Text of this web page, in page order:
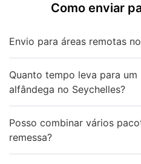
Como enviar
Envio para áreas remotas
Quanto tempo leva para
alfândega no Seychelles?
Posso combinar vários
remessa?